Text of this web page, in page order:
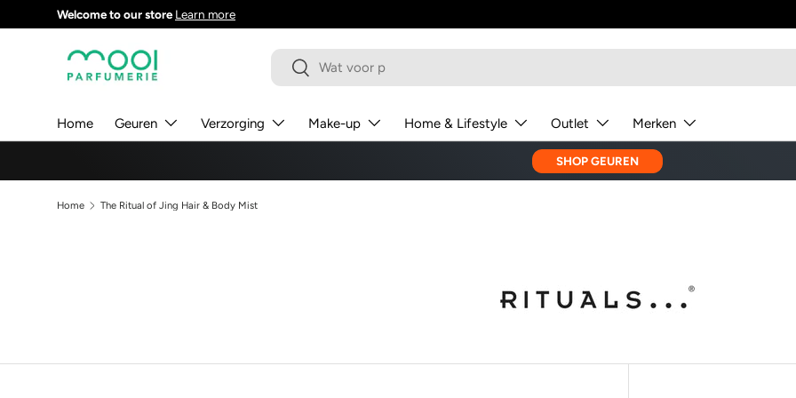
GA NAAR INHOUD
Welcome to our store Learn more
Zoeken
Zoeken
Home Geuren Verzorging Make-up Home & Lifestyle Outlet Merken
SHOP GEUREN
Home The Ritual of Jing Hair & Body Mist